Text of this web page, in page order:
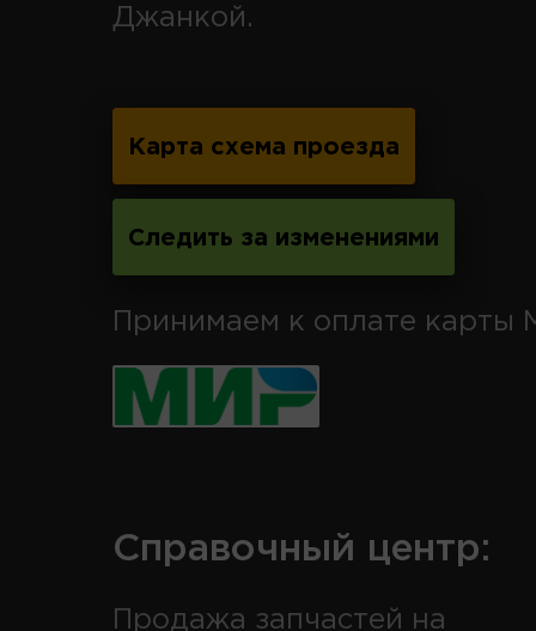
Джанкой.
Карта схема проезда
Следить за изменениями
Принимаем к оплате карты
Справочный центр:
Продажа запчастей на